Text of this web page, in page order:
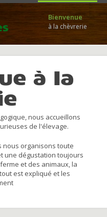
Bienvenue
à la chèvrerie
à la
nous accueillons
de l'élevage.
nous organisons toute
une dégustation toujours
et des animaux, la
est expliqué et les